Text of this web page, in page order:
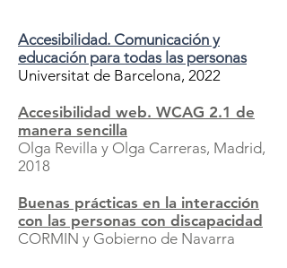
Accesibilidad. Comunicación y
educación para todas las personas
Universitat de Barcelona, 2022
Accesibilidad web. WCAG 2.1 de
manera sencilla
Olga Revilla y Olga Carreras, Madrid,
2018
Buenas prácticas en la interacción
con las personas con discapacidad
CORMIN y Gobierno de Navarra